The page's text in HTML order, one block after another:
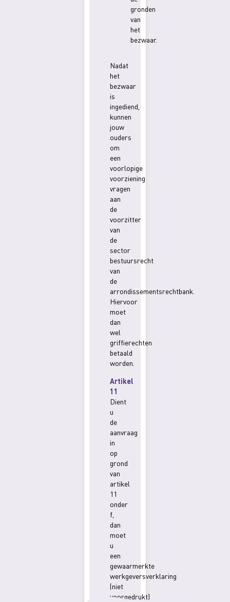
gronden
van
het
bezwaar.
Nadat
het
bezwaar
is
ingediend,
kunnen
jouw
ouders
om
een
voorlopige
voorziening
vragen
aan
de
voorzitter
van
de
sector
bestuursrecht
van
de
arrondissementsrechtbank.
Hiervoor
moet
dan
wel
griffierechten
betaald
worden.
Artikel
11
Dient
u
de
aanvraag
in
op
grond
van
artikel
11
onder
f,
dan
moet
u
een
gewaarmerkte
werkgeversverklaring
(niet
voorgedrukt)